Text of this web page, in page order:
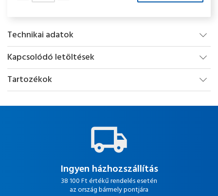
Technikai adatok
Kapcsolódó letöltések
Tartozékok
Ingyen házhozszállítás
38 100 Ft értékű rendelés esetén
az ország bármely pontjára